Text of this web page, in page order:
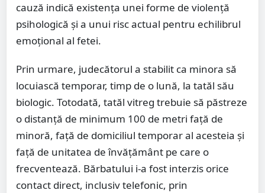
cauză indică existența unei forme de violență
psihologică și a unui risc actual pentru echilibrul
emoțional al fetei.
Prin urmare, judecătorul a stabilit ca minora să
locuiască temporar, timp de o lună, la tatăl său
biologic. Totodată, tatăl vitreg trebuie să păstreze
o distanță de minimum 100 de metri față de
minoră, față de domiciliul temporar al acesteia și
față de unitatea de învățământ pe care o
frecventează. Bărbatului i-a fost interzis orice
contact direct, inclusiv telefonic, prin